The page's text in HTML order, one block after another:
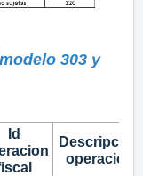
303 y
Id
Descripción
operación